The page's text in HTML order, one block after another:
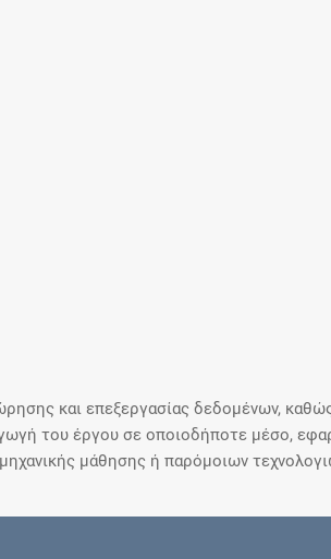
και επεξεργασίας δεδομένων,
του έργου σε οποιοδήποτε μέσο,
μάθησης ή παρόμοιων